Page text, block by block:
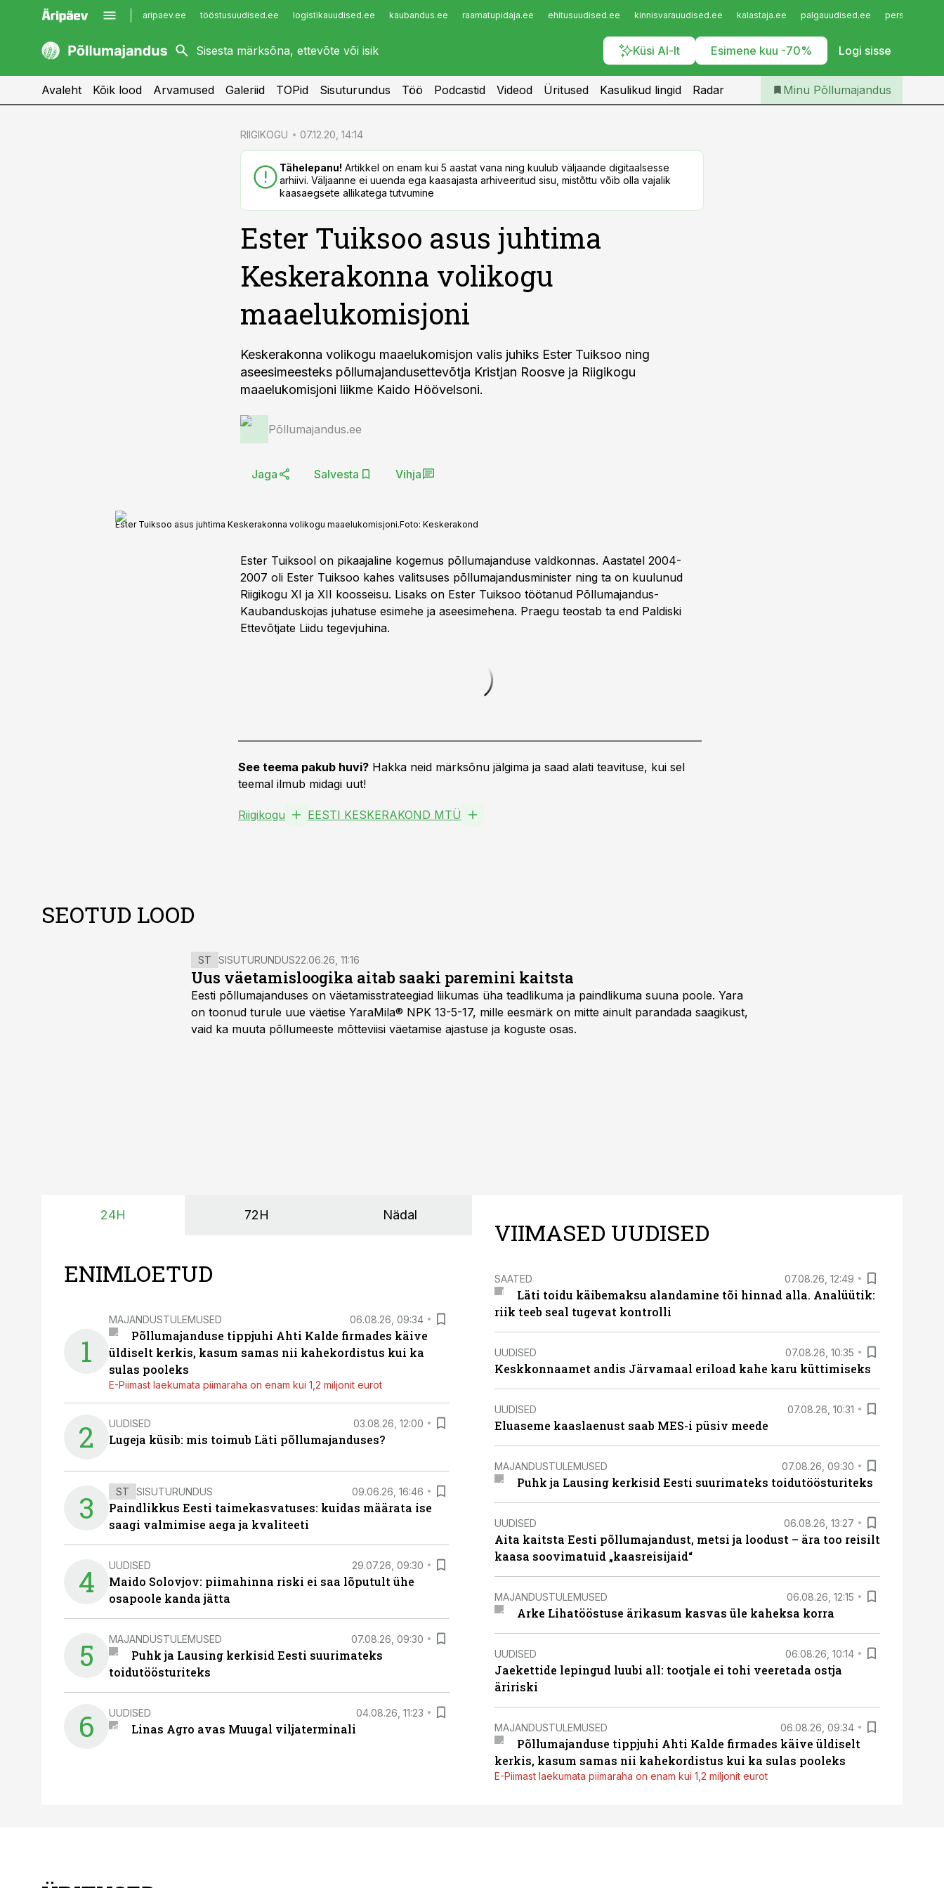
aripaev.ee tööstusuudised.ee logistikauudised.ee kaubandus.ee raamatupidaja.ee ehitusuudised.ee kinnisvarauudised.ee kalastaja.ee palgauudised.ee
Küsi AI-lt Esimene kuu -70% Logi sisse
kaubandus.ee
kinnisvarauudised.ee
imelineajalugu.ee
Infopank
Iseteenindus
Telli Põllumajandus
Avaleht Kõik lood Arvamused Galeriid TOPid Sisuturundus Töö Podcastid Videod Üritused Kasulikud lingid Radar Minu Põllumajandus
RIIGIKOGU 07.12.20, 14:14
Tähelepanu! Artikkel on enam kui 5 aastat vana ning kuulub väljaande digitaalsesse
arhiivi. Väljaanne ei uuenda ega kaasajasta arhiveeritud sisu, mistõttu võib olla vajalik
kaasaegsete allikatega tutvumine
Ester Tuiksoo asus juhtima
Keskerakonna volikogu
maaelukomisjoni
Keskerakonna volikogu maaelukomisjon valis juhiks Ester Tuiksoo ning
aseesimeesteks põllumajandusettevõtja Kristjan Roosve ja Riigikogu
maaelukomisjoni liikme Kaido Höövelsoni.
Põllumajandus.ee
Jaga Salvesta Vihja
Ester Tuiksoo asus juhtima Keskerakonna volikogu maaelukomisjoni.Foto: Keskerakond
Ester Tuiksool on pikaajaline kogemus põllumajanduse valdkonnas. Aastatel 2004-
2007 oli Ester Tuiksoo kahes valitsuses põllumajandusminister ning ta on kuulunud
Riigikogu XI ja XII koosseisu. Lisaks on Ester Tuiksoo töötanud Põllumajandus-
Kaubanduskojas juhatuse esimehe ja aseesimehena. Praegu teostab ta end Paldiski
Ettevõtjate Liidu tegevjuhina.
See teema pakub huvi? Hakka neid märksõnu jälgima ja saad alati teavituse, kui sel
teemal ilmub midagi uut!
Riigikogu EESTI KESKERAKOND MTÜ
SEOTUD LOOD
ST SISUTURUNDUS22.06.26, 11:16
Uus väetamisloogika aitab saaki paremini kaitsta
Eesti põllumajanduses on väetamisstrateegiad liikumas üha teadlikuma ja paindlikuma suuna poole. Yara
on toonud turule uue väetise YaraMila® NPK 13-5-17, mille eesmärk on mitte ainult parandada saagikust,
vaid ka muuta põllumeeste mõtteviisi väetamise ajastuse ja koguste osas.
24H 72H Nädal
ENIMLOETUD
1
MAJANDUSTULEMUSED 06.08.26, 09:34
Põllumajanduse tippjuhi Ahti Kalde firmades käive
üldiselt kerkis, kasum samas nii kahekordistus kui ka
sulas pooleks
E-Piimast laekumata piimaraha on enam kui 1,2 miljonit eurot
2 UUDISED 03.08.26, 12:00
Lugeja küsib: mis toimub Läti põllumajanduses?
3 ST SISUTURUNDUS 09.06.26, 16:46
Paindlikkus Eesti taimekasvatuses: kuidas määrata ise
saagi valmimise aega ja kvaliteeti
4 UUDISED 29.07.26, 09:30
Maido Solovjov: piimahinna riski ei saa lõputult ühe
osapoole kanda jätta
5 MAJANDUSTULEMUSED 07.08.26, 09:30
Puhk ja Lausing kerkisid Eesti suurimateks
toidutöösturiteks
6 UUDISED 04.08.26, 11:23
Linas Agro avas Muugal viljaterminali
VIIMASED UUDISED
SAATED 07.08.26, 12:49
Läti toidu käibemaksu alandamine tõi hinnad alla. Analüütik:
riik teeb seal tugevat kontrolli
UUDISED 07.08.26, 10:35
Keskkonnaamet andis Järvamaal eriload kahe karu küttimiseks
UUDISED 07.08.26, 10:31
Eluaseme kaaslaenust saab MES-i püsiv meede
MAJANDUSTULEMUSED 07.08.26, 09:30
Puhk ja Lausing kerkisid Eesti suurimateks toidutöösturiteks
UUDISED 06.08.26, 13:27
Aita kaitsta Eesti põllumajandust, metsi ja loodust – ära too reisilt
kaasa soovimatuid „kaasreisijaid“
MAJANDUSTULEMUSED 06.08.26, 12:15
Arke Lihatööstuse ärikasum kasvas üle kaheksa korra
UUDISED 06.08.26, 10:14
Jaekettide lepingud luubi all: tootjale ei tohi veeretada ostja
äririski
MAJANDUSTULEMUSED 06.08.26, 09:34
Põllumajanduse tippjuhi Ahti Kalde firmades käive üldiselt
kerkis, kasum samas nii kahekordistus kui ka sulas pooleks
E-Piimast laekumata piimaraha on enam kui 1,2 miljonit eurot